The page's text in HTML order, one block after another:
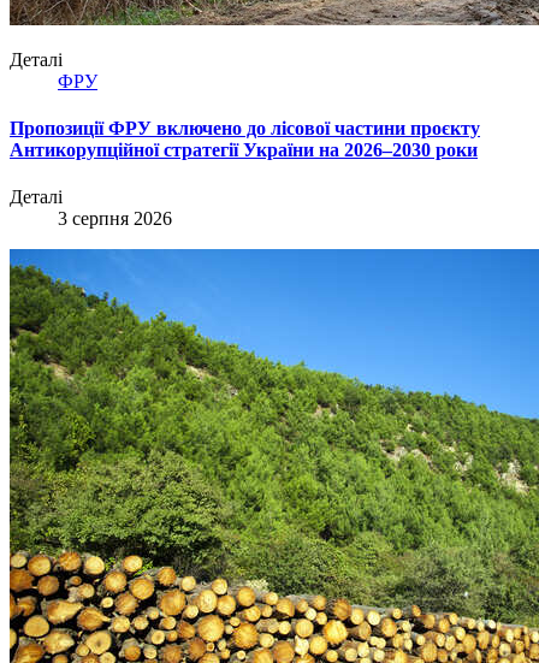
Деталі
ФРУ
Пропозиції ФРУ включено до лісової частини проєкту
Антикорупційної стратегії України на 2026–2030 роки
Деталі
3 серпня 2026